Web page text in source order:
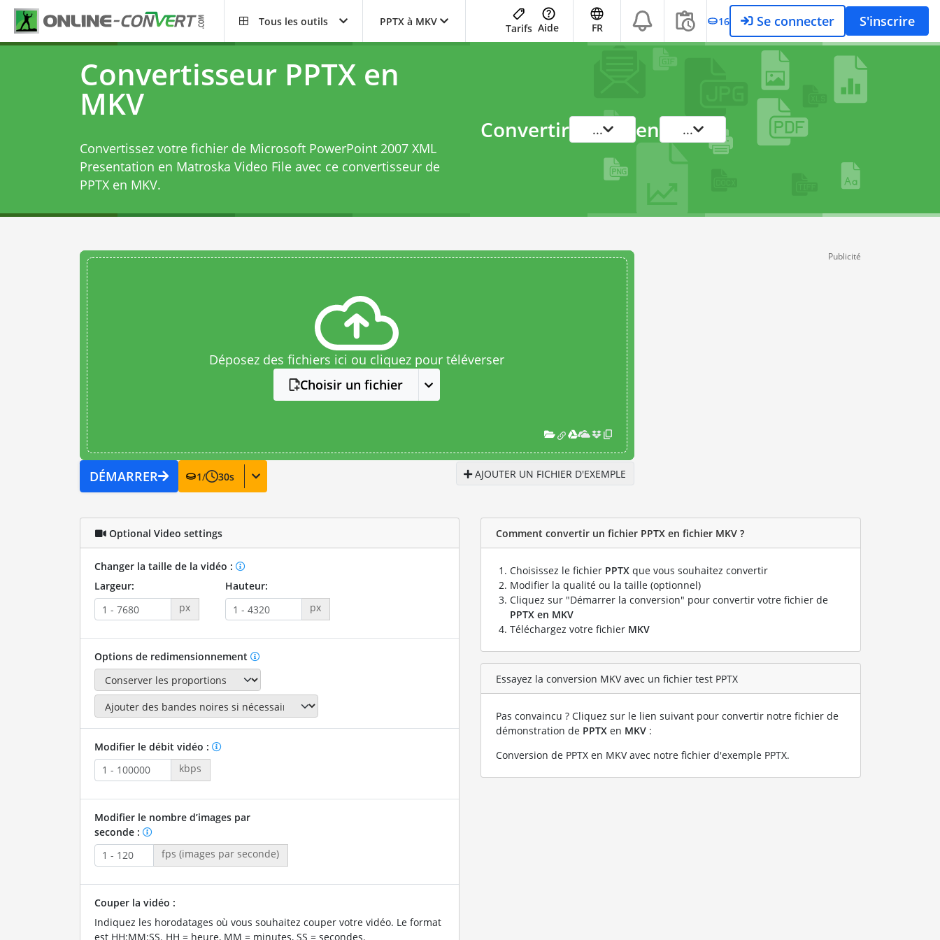
Tous les outils PPTX à MKV
Tarifs Aide FR 16 Se connecter S'inscrire
Convertisseur PPTX en
MKV
Convertissez votre fichier de Microsoft PowerPoint 2007 XML
Presentation en Matroska Video File avec ce convertisseur de
PPTX en MKV.
Convertir ... en ...
Déposez des fichiers ici ou cliquez pour téléverser
Choisir un fichier
DÉMARRER 1/ 30s AJOUTER UN FICHIER D'EXEMPLE
Publicité
Optional Video settings
Changer la taille de la vidéo :
Largeur:
px
Hauteur:
px
Options de redimensionnement
Modifier le débit vidéo :
kbps
Modifier le nombre d’images par
seconde :
fps (images par seconde)
Couper la vidéo :
Indiquez les horodatages où vous souhaitez couper votre vidéo. Le format
est HH:MM:SS. HH = heure, MM = minutes, SS = secondes.
Comment convertir un fichier PPTX en fichier MKV ?
Choisissez le fichier PPTX que vous souhaitez convertir
Modifier la qualité ou la taille (optionnel)
Cliquez sur "Démarrer la conversion" pour convertir votre fichier de
PPTX en MKV
Téléchargez votre fichier MKV
Essayez la conversion MKV avec un fichier test PPTX
Pas convaincu ? Cliquez sur le lien suivant pour convertir notre fichier de
démonstration de PPTX en MKV :
Conversion de PPTX en MKV avec notre fichier d'exemple PPTX.